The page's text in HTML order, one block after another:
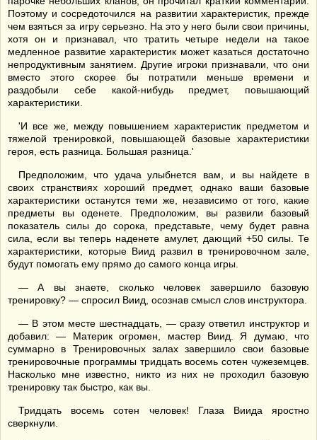
Поэтому и сосредоточился на развитии характеристик, прежде
чем взяться за игру серьезно. На это у него были свои причины,
хотя он и признавал, что тратить четыре недели на такое
медленное развитие характеристик может казаться достаточно
непродуктивным занятием. Другие игроки признавали, что они
вместо этого скорее бы потратили меньше времени и
раздобыли себе какой-нибудь предмет, повышающий
характеристики.
'И все же, между повышением характеристик предметом и
тяжелой тренировкой, повышающей базовые характеристики
героя, есть разница. Большая разница.'
Предположим, что удача улыбнется вам, и вы найдете в
своих странствиях хороший предмет, однако ваши базовые
характеристики останутся теми же, независимо от того, какие
предметы вы оденете. Предположим, вы развили базовый
показатель силы до сорока, представьте, чему будет равна
сила, если вы теперь наденете амулет, дающий +50 силы. Те
характеристики, которые Виид развил в тренировочном зале,
будут помогать ему прямо до самого конца игры.
— А вы знаете, сколько человек завершило базовую
тренировку? — спросил Виид, осознав смысл слов инструктора.
— В этом месте шестнадцать, — сразу ответил инструктор и
добавил: — Материк огромен, мастер Виид. Я думаю, что
суммарно в Тренировочных залах завершило свои базовые
тренировочные программы тридцать восемь сотен чужеземцев.
Насколько мне известно, никто из них не проходил базовую
тренировку так быстро, как вы.
Тридцать восемь сотен человек! Глаза Виида яростно
сверкнули.